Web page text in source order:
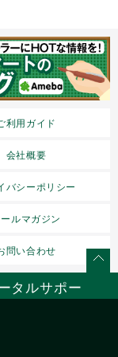
利用ガイド
会社概要
バシーポリシー
ールマガジン
問い合わせ
タルサポー